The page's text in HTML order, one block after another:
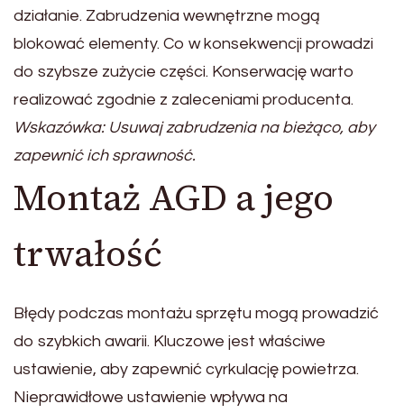
działanie. Zabrudzenia wewnętrzne mogą
blokować elementy. Co w konsekwencji prowadzi
do szybsze zużycie części. Konserwację warto
realizować zgodnie z zaleceniami producenta.
Wskazówka: Usuwaj zabrudzenia na bieżąco, aby
zapewnić ich sprawność.
Montaż AGD a jego
trwałość
Błędy podczas montażu sprzętu mogą prowadzić
do szybkich awarii. Kluczowe jest właściwe
ustawienie, aby zapewnić cyrkulację powietrza.
Nieprawidłowe ustawienie wpływa na